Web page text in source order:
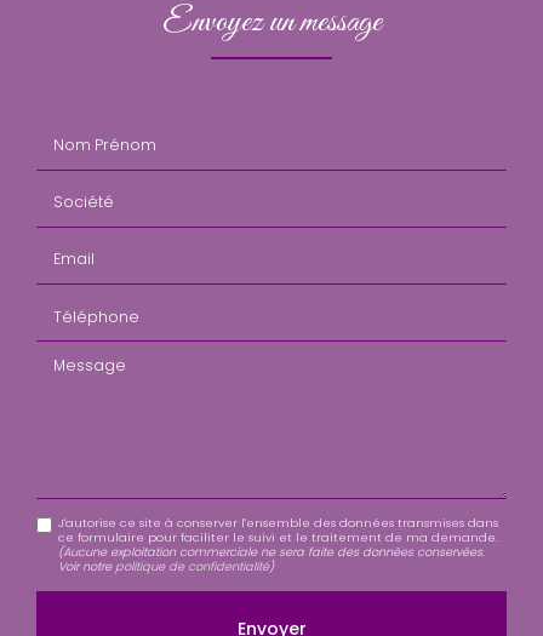
Envoyez un message
Message
J'autorise ce site à conserver l'ensemble des données transmises dans
ce formulaire pour faciliter le suivi et le traitement de ma demande.
(Aucune exploitation commerciale ne sera faite des données conservées.
Voir notre politique de confidentialité)